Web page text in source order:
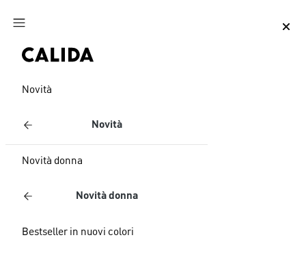
Vai al contenuto principale
Novità
Novità
Novità donna
Novità donna
Bestseller in nuovi colori